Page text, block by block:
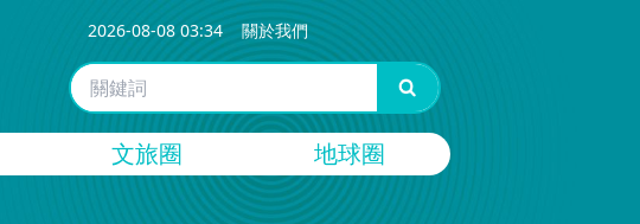
2026-08-08 03:34 關於我們
文旅圈 地球圈